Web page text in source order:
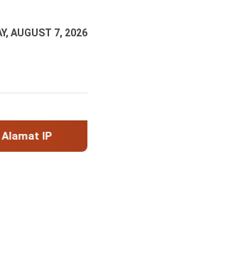
AUGUST 7, 2026
MaxMind GeoLite: Database Geolokasi